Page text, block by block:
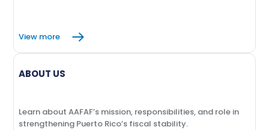
View more
ABOUT US
Learn about AAFAF’s mission, responsibilities, and role in
strengthening Puerto Rico’s fiscal stability.